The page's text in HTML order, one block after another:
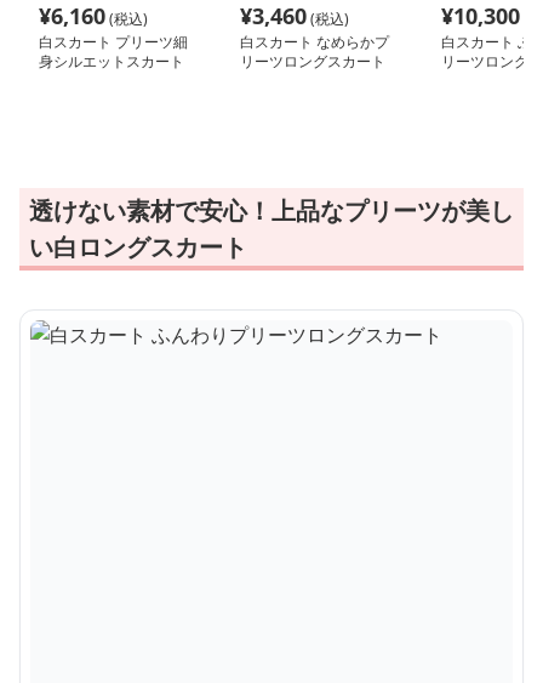
¥6,160(税込)
白スカート プリーツ細
身シルエットスカート
¥3,460(税込)
白スカート なめらかプ
リーツロングスカート
¥10,300
白スカート ふ
リーツロング
透けない素材で安心！上品なプリーツが美し
い白ロングスカート